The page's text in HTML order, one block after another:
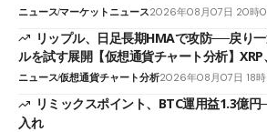
ニュースマーケットニュース2026年08月07日 20時
リップル、日足長期HMAで攻防──戻り
ルを試す展開【仮想通貨チャート分析】
ニュース仮想通貨チャート分析2026年08月07日 18
リミックスポイント、BTC運用益1.3億
入れ